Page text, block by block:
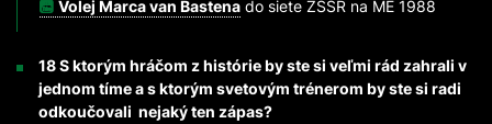
Volej Marca van Bastena do siete ZSSR na ME 1988
18 S ktorým hráčom z histórie by ste si veľmi rád zahrali v
jednom tíme a s ktorým svetovým trénerom by ste si radi
odkoučovali nejaký ten zápas?